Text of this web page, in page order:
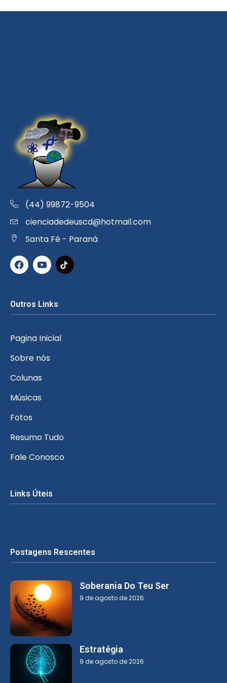
(44) 99872-9504
cienciadedeuscd@hotmail.com
Santa Fé - Paraná
Outros Links
Pagina Inicial
Sobre nós
Colunas
Músicas
Fotos
Resumo Tudo
Fale Conosco
Links Úteis
Postagens Rescentes
Soberania Do Teu Ser
9 de agosto de 2026
Estratégia
9 de agosto de 2026